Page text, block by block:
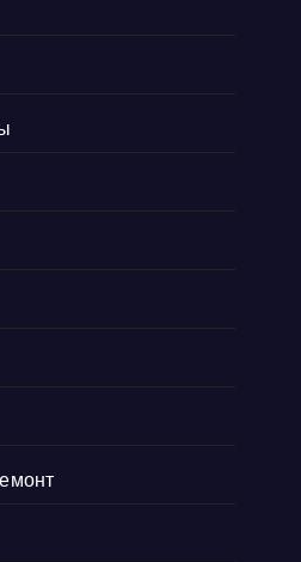
навигация удобная, а